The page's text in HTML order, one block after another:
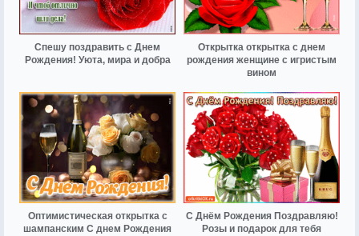
Спешу поздравить с Днем
Рождения! Уюта, мира и добра
Открытка открытка с днем
рождения женщине с игристым
вином
Оптимистическая открытка с
шампанским С днем Рождения
С Днём Рождения Поздравляю!
Розы и подарок для тебя